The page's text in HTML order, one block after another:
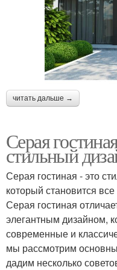
читать дальше →
Серая
стильный
Серая гостиная - это
который становится
Серая гостиная
элегантным дизайном,
современные и
мы рассмотрим
дадим несколько